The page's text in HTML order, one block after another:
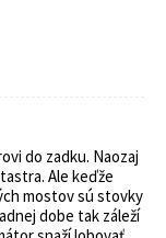
do zadku. Naozaj
Ale keďže
mostov sú stovky
dobe tak záleží